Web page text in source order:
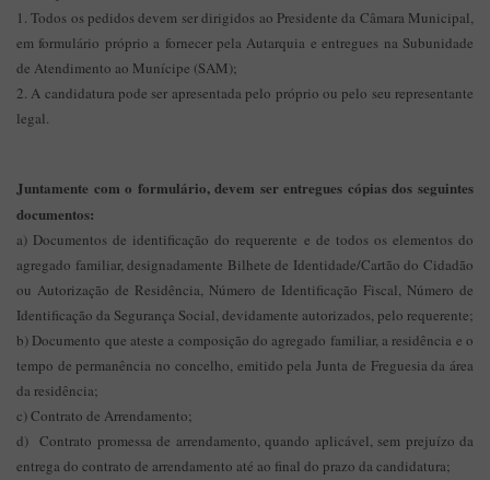
1. Todos os pedidos devem ser dirigidos ao Presidente da Câmara Municipal,
em formulário próprio a fornecer pela Autarquia e entregues na Subunidade
de Atendimento ao Munícipe (SAM);
2. A candidatura pode ser apresentada pelo próprio ou pelo seu representante
legal.
Juntamente com o formulário, devem ser entregues cópias dos seguintes
documentos:
a) Documentos de identificação do requerente e de todos os elementos do
agregado familiar, designadamente Bilhete de Identidade/Cartão do Cidadão
ou Autorização de Residência, Número de Identificação Fiscal, Número de
Identificação da Segurança Social, devidamente autorizados, pelo requerente;
b) Documento que ateste a composição do agregado familiar, a residência e o
tempo de permanência no concelho, emitido pela Junta de Freguesia da área
da residência;
c) Contrato de Arrendamento;
d) Contrato promessa de arrendamento, quando aplicável, sem prejuízo da
entrega do contrato de arrendamento até ao final do prazo da candidatura;